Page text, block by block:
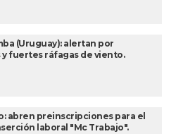
(Uruguay): alertan por
fuertes ráfagas de viento.
abren preinscripciones para el
laboral "Mc Trabajo".